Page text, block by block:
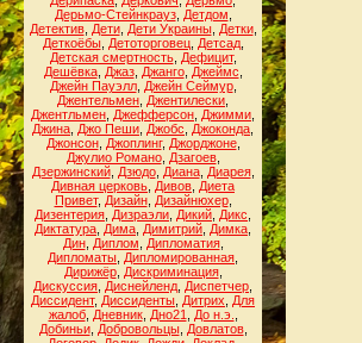
Дерьмо-Стейнкрауз, Детдом
Детектив, Дети, Дети Украины, Детки,
Деткоёбы, Детоторговец, Детсад,
Детская смертность, Дефицит,
Дешёвка, Джаз, Джанго, Джеймс
Джейн Пауэлл, Джейн Сеймур,
Джентельмен Джентилески
Джентльмен Джефферсон Джимми
Джина Джо Пеши Джобс Джоконда
Джонсон, Джоплинг, Джорджоне,
Джулио Романо, Дзагоев,
Дзержинский, Дзюдо, Диана, Диарея,
Дивная церковь Дивов Диета
Привет, Дизайн, Дизайнюхер,
Дизентерия Дизраэли Дикий Дикс
Диктатура Дима Димитрий Димка
Дин, Диплом Дипломатия,
Дипломаты Дипломированная
Дирижёр, Дискриминация,
Дискуссия Диснейленд Диспетчер
Диссидент, Диссиденты Дитрих
Для
жалоб, Дневник, Дно21 До н.э.
Добиньи, Добровольцы, Довлатов,